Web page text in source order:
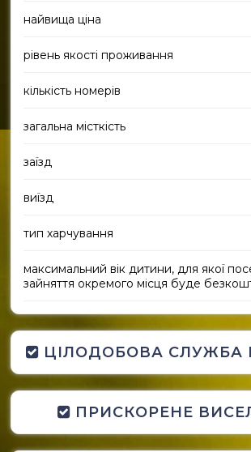
найвища ціна
рівень якості проживання
кількість номерів
загальна місткість
заїзд
виїзд
тип харчування
максимальний вік дитини, для якої
зайняття окремого місця буде
ЦІЛОДОБОВА СЛУЖБА
ПРИСКОРЕНЕ